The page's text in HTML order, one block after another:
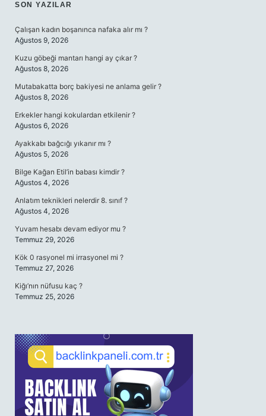
SIDEBAR
SON YAZILAR
Çalışan kadın boşanınca nafaka alır mı ?
Ağustos 9, 2026
Kuzu göbeği mantarı hangi ay çıkar ?
Ağustos 8, 2026
Mutabakatta borç bakiyesi ne anlama gelir ?
Ağustos 8, 2026
Erkekler hangi kokulardan etkilenir ?
Ağustos 6, 2026
Ayakkabı bağcığı yıkanır mı ?
Ağustos 5, 2026
Bilge Kağan Etil’in babası kimdir ?
Ağustos 4, 2026
Anlatım teknikleri nelerdir 8. sınıf ?
Ağustos 4, 2026
Yuvam hesabı devam ediyor mu ?
Temmuz 29, 2026
Kök 0 rasyonel mi irrasyonel mi ?
Temmuz 27, 2026
Kiğı’nın nüfusu kaç ?
Temmuz 25, 2026